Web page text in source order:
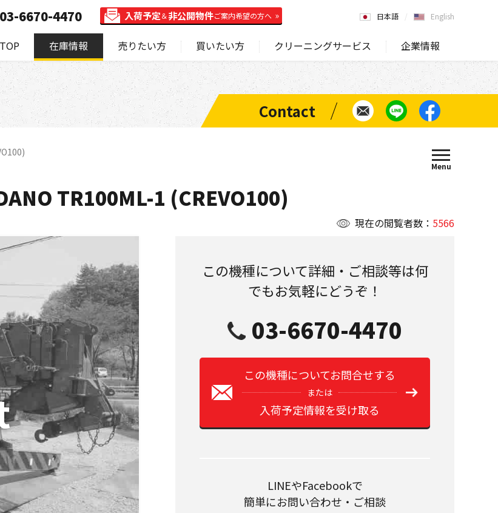
TOP 在庫情報 売りたい方 買いたい方 クリーニングサービス 企業情報
03-6670-4470 入荷予定＆非公開物件ご案内希望の方へ 日本語 English
現在の閲覧者数： 5566
TR100ML-1 (CREVO100)
この機種について詳細・ご相談等は何
でもお気軽にどうぞ！
03-6670-4470
この機種についてお問合せする
または
入荷予定情報を受け取る
LINEやFacebookで
簡単にお問い合わせ・ご相談